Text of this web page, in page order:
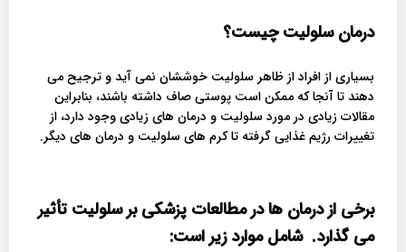
درمان سلولیت چیست؟
بسیاری از افراد از ظاهر سلولیت خوششان نمی آید و ترجیح می
دهند تا آنجا که ممکن است پوستی صاف داشته باشند، بنابراین
مقالات زیادی در مورد سلولیت و درمان های زیادی وجود دارد، از
تغییرات رژیم غذایی گرفته تا کرم های سلولیت و درمان های دیگر.
برخی از درمان ها در مطالعات پزشکی بر سلولیت تأثیر
می گذارد. شامل موارد زیر است: